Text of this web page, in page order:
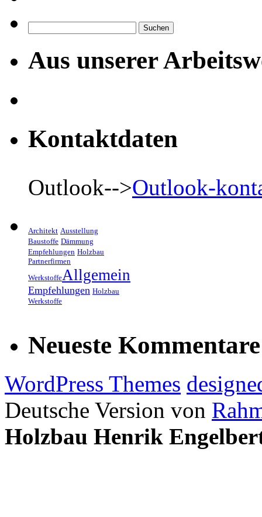
nach:
Aus unserer
Kontaktdaten
Outlook-->Outlook-
Architekt Ausstellung
Baustoffe Dämmung
Empfehlungen Holzbau
Partnerfirmen
WerkstoffeAllgemein
Empfehlungen Holzbau
Werkstoffe
Neueste Kommentare
WordPress Themes
Deutsche Version von
Holzbau Henrik